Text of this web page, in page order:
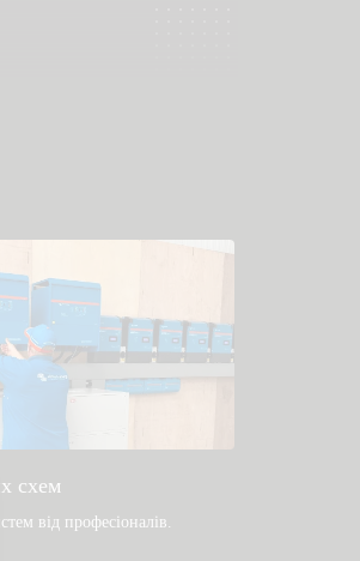
схем
від професіоналів.